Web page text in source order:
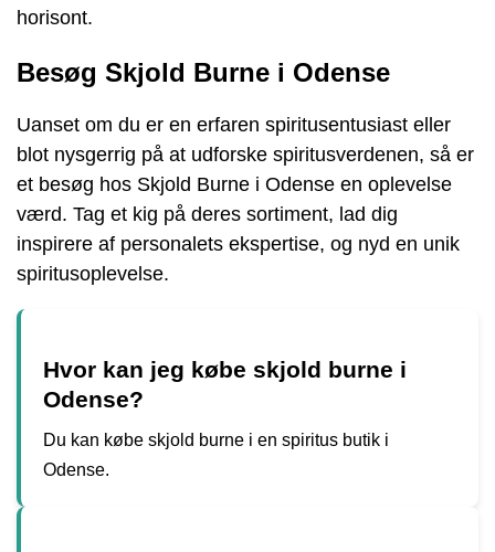
horisont.
Besøg Skjold Burne i Odense
Uanset om du er en erfaren spiritusentusiast eller
blot nysgerrig på at udforske spiritusverdenen, så er
et besøg hos Skjold Burne i Odense en oplevelse
værd. Tag et kig på deres sortiment, lad dig
inspirere af personalets ekspertise, og nyd en unik
spiritusoplevelse.
Hvor kan jeg købe skjold burne i
Odense?
Du kan købe skjold burne i en spiritus butik i
Odense.